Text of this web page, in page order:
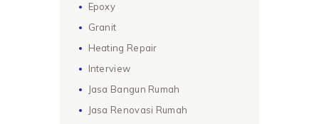
Epoxy
Granit
Heating Repair
Interview
Jasa Bangun Rumah
Jasa Renovasi Rumah